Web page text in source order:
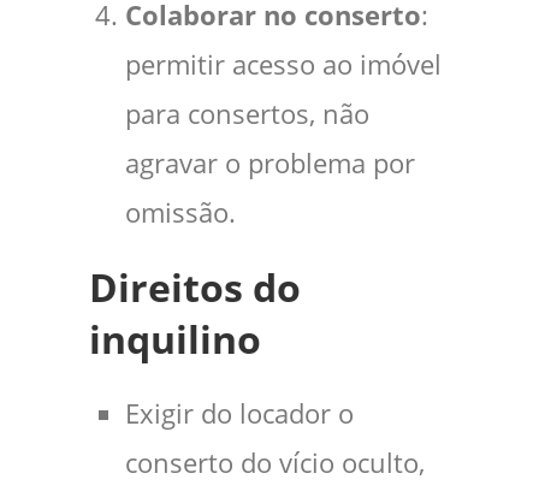
Colaborar no conserto:
permitir acesso ao imóvel
para consertos, não
agravar o problema por
omissão.
Direitos do
inquilino
Exigir do locador o
conserto do vício oculto,